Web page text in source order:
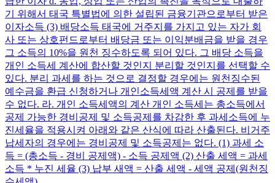
기 위해서 태국 특별법에 의한 설립된 금융기관으로부터 받은
이자소득 (3) 배당소득 태국에 거주지를 가지고 있는 자가 회
사 또는 상호펀드로부터 배당금 또는 이익분배금을 받을 경우
그 소득의 10%을 원천 징수하도록 되어 있다. 그 배당 소득을
개인 소득세 계산에 합산할 것인지 분리할 것인지를 선택할 수
있다. 분리 과세를 하는 것으로 결정할 경우에는 원천징수된
예수금을 환급 신청하거나 개인소득세액 계산 시 공제를 받을
수 없다. 라. 개인 소득세액의 계산 개인 소득세는 총소득에서
공제 가능한 경비공제 및 소득공제를 차감한 후 과세소득에 누
진세율을 적용시켜 아래와 같은 산식에 따라 산출된다. 비거주
납세자의 경우에는 경비공제 및 소득공제는 없다. (1) 과세 소
득 = (총소득 - 경비 공제액) - 소득 공제액 (2) 산출 세액 = 과세
소득 * 누진 세율 (3) 납부 새액 = 산출 세액 - 세액 공제(원천징